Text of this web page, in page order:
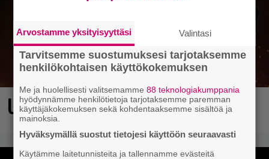
Ubisoftin hittipeli saapui Steamiin
Arvostamme yksityisyyttäsi Valintasi
Tarvitsemme suostumuksesi tarjotaksemme
henkilökohtaisen käyttökokemuksen
Me ja huolellisesti valitsemamme88 teknologiakumppania
hyödynnämme henkilötietoja tarjotaksemme paremman
käyttäjäkokemuksen sekä kohdentaaksemme sisältöä ja
mainoksia.
Hyväksymällä suostut tietojesi käyttöön seuraavasti
Käytämme laitetunnisteita ja tallennamme evästeitä